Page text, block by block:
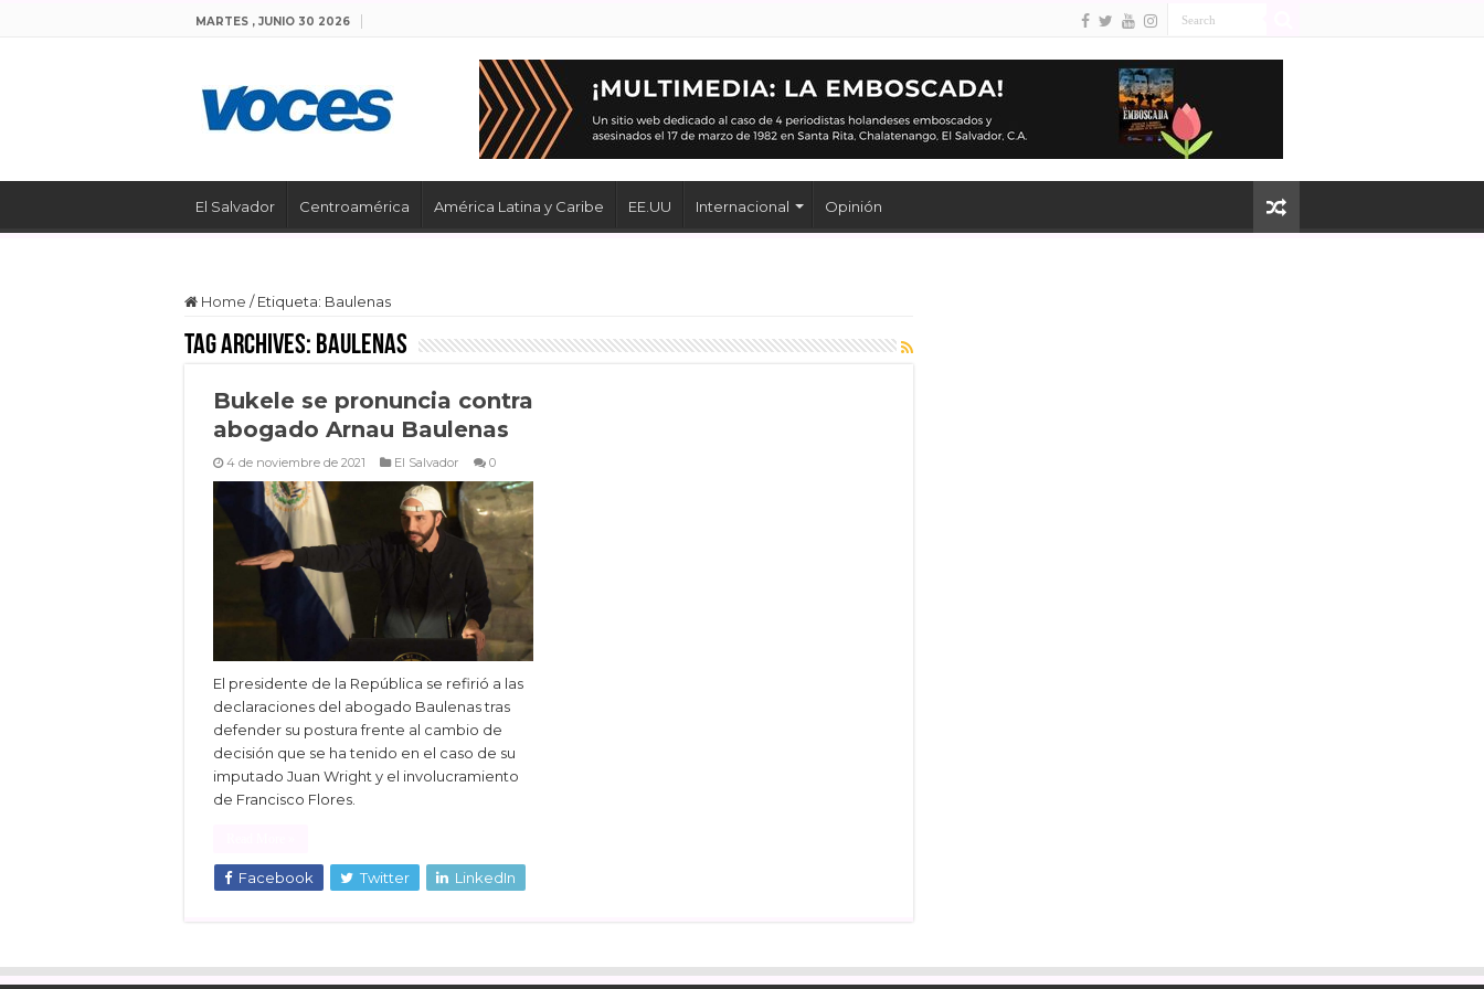
MARTES , JUNIO 30 2026
El Salvador Centroamérica América Latina y Caribe EE.UU Internacional Opinión
Home / Etiqueta: Baulenas
Tag Archives: Baulenas
Bukele se pronuncia contra
abogado Arnau Baulenas
4 de noviembre de 2021 El Salvador 0
El presidente de la República se refirió a las
declaraciones del abogado Baulenas tras
defender su postura frente al cambio de
decisión que se ha tenido en el caso de su
imputado Juan Wright y el involucramiento
de Francisco Flores.
Facebook Twitter LinkedIn